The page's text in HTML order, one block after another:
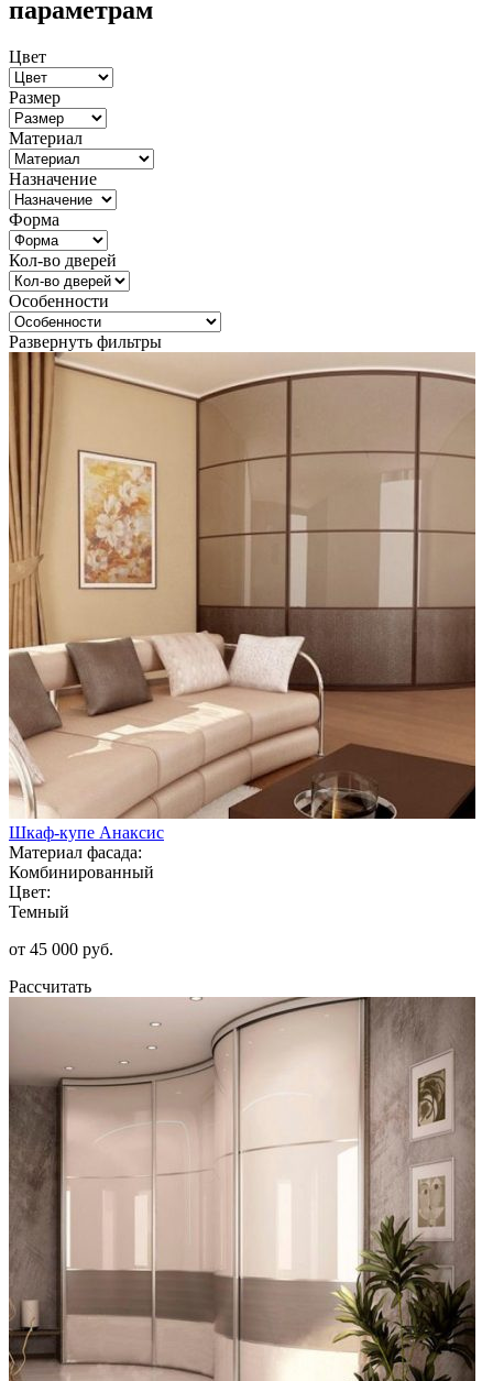
параметрам
Цвет
Размер
Материал
Назначение
Форма
Кол-во дверей
Особенности
Развернуть фильтры
Шкаф-купе Анаксис
Материал фасада:
Комбинированный
Цвет:
Темный
от 45 000 руб.
Рассчитать